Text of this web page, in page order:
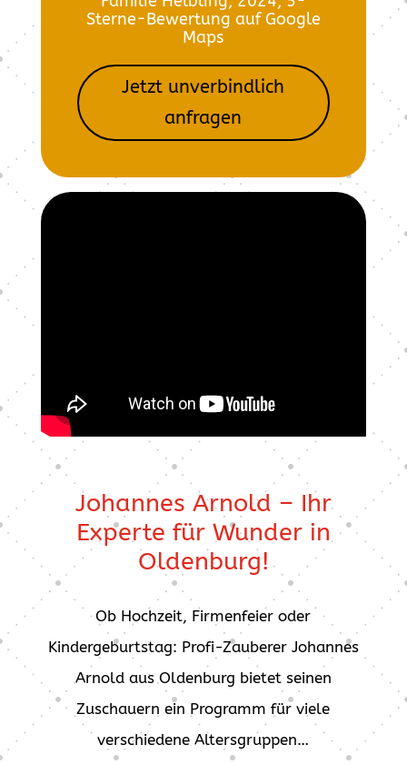
Sterne-Bewertung auf Google
Maps
Jetzt unverbindlich
anfragen
Johannes Arnold – Ihr
Experte für Wunder in
Oldenburg!
Ob Hochzeit, Firmenfeier oder
Kindergeburtstag: Profi-Zauberer Johannes
Arnold aus Oldenburg bietet seinen
Zuschauern ein Programm für viele
verschiedene Altersgruppen…